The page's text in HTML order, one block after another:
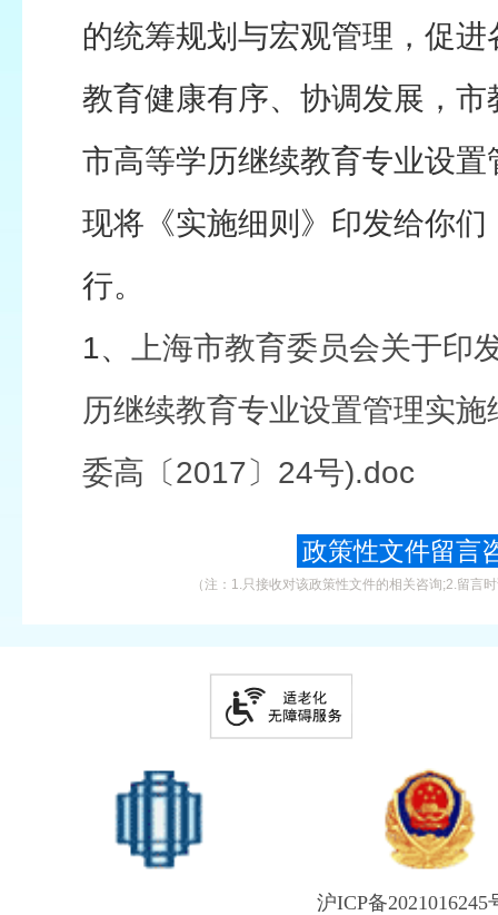
的统筹规划与宏观管理，促
教育健康有序、协调发展，
市高等学历继续教育专业设
现将《实施细则》印发给你们
行。
1、
上海市教育委员会关于印
历继续教育专业设置管理实
委高〔2017〕24号).doc
政策性文件留言
（注：1.只接收对该政策性文件的相关咨询;2.留言
沪ICP备2021016245